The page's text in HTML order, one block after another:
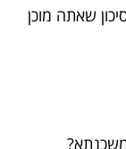
שאתה מוכן